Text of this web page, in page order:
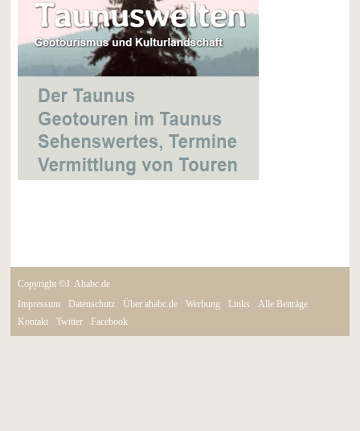
Copyright ©J. Ahabc.de
Impressum
Datenschutz Über ahabc.de Werbung Links
Alle Beiträge
Kontakt
Twitter Facebook